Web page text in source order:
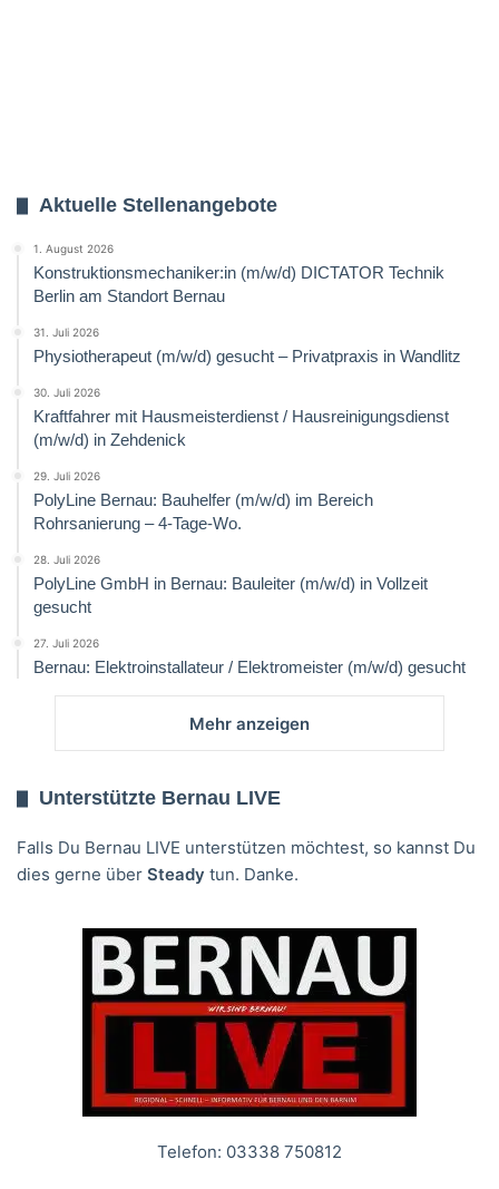
Aktuelle Stellenangebote
1. August 2026
Konstruktionsmechaniker:in (m/w/d) DICTATOR Technik
Berlin am Standort Bernau
31. Juli 2026
Physiotherapeut (m/w/d) gesucht – Privatpraxis in Wandlitz
30. Juli 2026
Kraftfahrer mit Hausmeisterdienst / Hausreinigungsdienst
(m/w/d) in Zehdenick
29. Juli 2026
PolyLine Bernau: Bauhelfer (m/w/d) im Bereich
Rohrsanierung – 4-Tage-Wo.
28. Juli 2026
PolyLine GmbH in Bernau: Bauleiter (m/w/d) in Vollzeit
gesucht
27. Juli 2026
Bernau: Elektroinstallateur / Elektromeister (m/w/d) gesucht
Mehr anzeigen
Unterstützte Bernau LIVE
Falls Du Bernau LIVE unterstützen möchtest, so kannst Du
dies gerne über Steady tun. Danke.
Telefon: 03338 750812